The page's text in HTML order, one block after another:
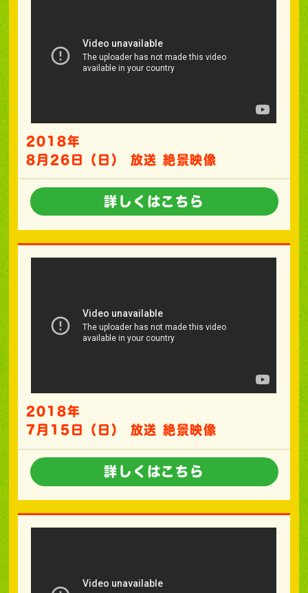
2018年
8月26日（日） 放送 絶景映像
詳しくはこちら
2018年
7月15日（日） 放送 絶景映像
詳しくはこちら